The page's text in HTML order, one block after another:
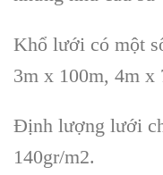
Khổ lưới có một
3m x 100m, 4m x
Định lượng lưới
140gr/m2.